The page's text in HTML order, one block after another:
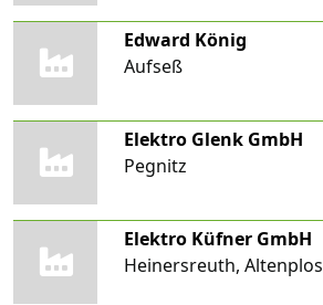
Edward König
Aufseß
Elektro Glenk GmbH
Pegnitz
Elektro Küfner GmbH
Heinersreuth, Altenplos